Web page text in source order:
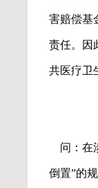
害赔偿基
责任。因
共医疗卫
问：在
倒置”的